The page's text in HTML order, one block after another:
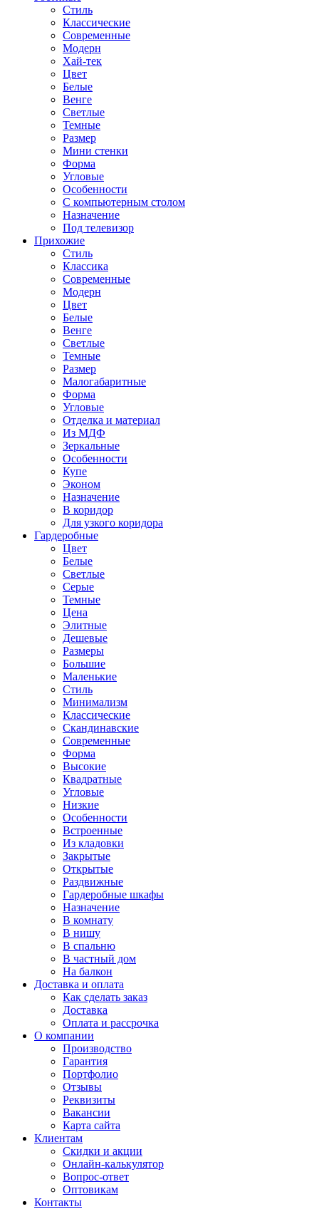
Стиль
Классические
Современные
Модерн
Хай-тек
Цвет
Белые
Венге
Светлые
Темные
Размер
Мини стенки
Форма
Угловые
Особенности
С компьютерным столом
Назначение
Под телевизор
Прихожие
Стиль
Классика
Современные
Модерн
Цвет
Белые
Венге
Светлые
Темные
Размер
Малогабаритные
Форма
Угловые
Отделка и материал
Из МДФ
Зеркальные
Особенности
Купе
Эконом
Назначение
В коридор
Для узкого коридора
Гардеробные
Цвет
Белые
Светлые
Серые
Темные
Цена
Элитные
Дешевые
Размеры
Большие
Маленькие
Стиль
Минимализм
Классические
Скандинавские
Современные
Форма
Высокие
Квадратные
Угловые
Низкие
Особенности
Встроенные
Из кладовки
Закрытые
Открытые
Раздвижные
Гардеробные шкафы
Назначение
В комнату
В нишу
В спальню
В частный дом
На балкон
Доставка и оплата
Как сделать заказ
Доставка
Оплата и рассрочка
О компании
Производство
Гарантия
Портфолио
Отзывы
Реквизиты
Вакансии
Карта сайта
Клиентам
Скидки и акции
Онлайн-калькулятор
Вопрос-ответ
Оптовикам
Контакты